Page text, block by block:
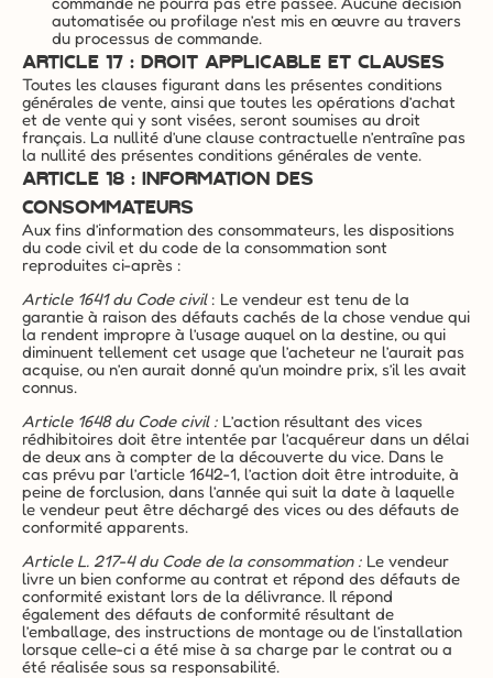
automatisée ou profilage n’est mis en œuvre au travers
du processus de commande.
ARTICLE 17 : DROIT APPLICABLE ET CLAUSES
Toutes les clauses figurant dans les présentes conditions
générales de vente, ainsi que toutes les opérations d’achat
et de vente qui y sont visées, seront soumises au droit
français. La nullité d’une clause contractuelle n’entraîne pas
la nullité des présentes conditions générales de vente.
ARTICLE 18 : INFORMATION DES
CONSOMMATEURS
Aux fins d’information des consommateurs, les dispositions
du code civil et du code de la consommation sont
reproduites ci-après :
Article 1641 du Code civil : Le vendeur est tenu de la
garantie à raison des défauts cachés de la chose vendue qui
la rendent impropre à l’usage auquel on la destine, ou qui
diminuent tellement cet usage que l’acheteur ne l’aurait pas
acquise, ou n’en aurait donné qu’un moindre prix, s’il les avait
connus.
Article 1648 du Code civil : L’action résultant des vices
rédhibitoires doit être intentée par l’acquéreur dans un délai
de deux ans à compter de la découverte du vice. Dans le
cas prévu par l’article 1642-1, l’action doit être introduite, à
peine de forclusion, dans l’année qui suit la date à laquelle
le vendeur peut être déchargé des vices ou des défauts de
conformité apparents.
Article L. 217-4 du Code de la consommation : Le vendeur
livre un bien conforme au contrat et répond des défauts de
conformité existant lors de la délivrance. Il répond
également des défauts de conformité résultant de
l’emballage, des instructions de montage ou de l’installation
lorsque celle-ci a été mise à sa charge par le contrat ou a
été réalisée sous sa responsabilité.